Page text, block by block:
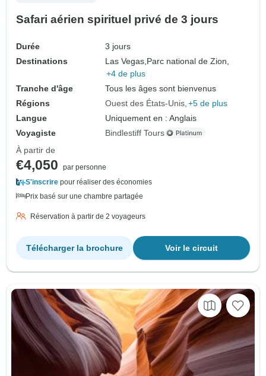
Safari aérien spirituel privé de 3 jours
Durée
3 jours
Destinations
Las Vegas, Parc national de Zion,
+4 de plus
Tranche d'âge
Tous les âges sont bienvenus
Régions
Ouest des États-Unis +5 de plus
Langue
Uniquement en : Anglais
Voyagiste
Bindlestiff Tours
À partir de
€4,050
par personne
S'inscrire pour réaliser des économies
Prix basé sur une chambre partagée
Réservation à partir de 2 voyageurs
Voir le circuit
Télécharger la brochure